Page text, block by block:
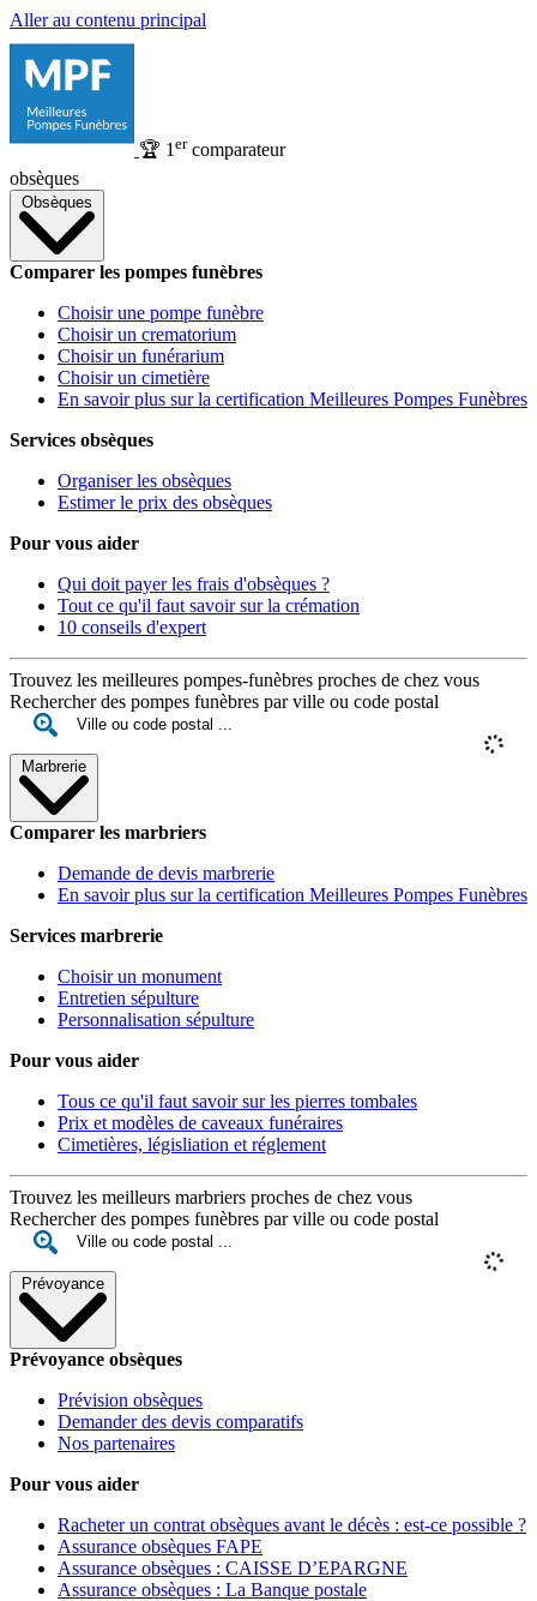
Aller au contenu principal
🏆 1 ercomparateur
obsèques
Obsèques
Comparer les pompes funèbres
Choisir une pompe funèbre
Choisir un crematorium
Choisir un funérarium
Choisir un cimetière
En savoir plus sur la certification Meilleures Pompes Funèbres
Services obsèques
Organiser les obsèques
Estimer le prix des obsèques
Pour vous aider
Qui doit payer les frais d'obsèques ?
Tout ce qu'il faut savoir sur la crémation
10 conseils d'expert
Trouvez les meilleures pompes-funèbres proches de chez vous
Rechercher des pompes funèbres par ville ou code postal
Marbrerie
Comparer les marbriers
Demande de devis marbrerie
En savoir plus sur la certification Meilleures Pompes Funèbres
Services marbrerie
Choisir un monument
Entretien sépulture
Personnalisation sépulture
Pour vous aider
Tous ce qu'il faut savoir sur les pierres tombales
Prix et modèles de caveaux funéraires
Cimetières, législiation et réglement
Trouvez les meilleurs marbriers proches de chez vous
Rechercher des pompes funèbres par ville ou code postal
Prévoyance
Prévoyance obsèques
Prévision obsèques
Demander des devis comparatifs
Nos partenaires
Pour vous aider
Racheter un contrat obsèques avant le décès : est-ce possible ?
Assurance obsèques FAPE
Assurance obsèques : CAISSE D’EPARGNE
Assurance obsèques : La Banque postale